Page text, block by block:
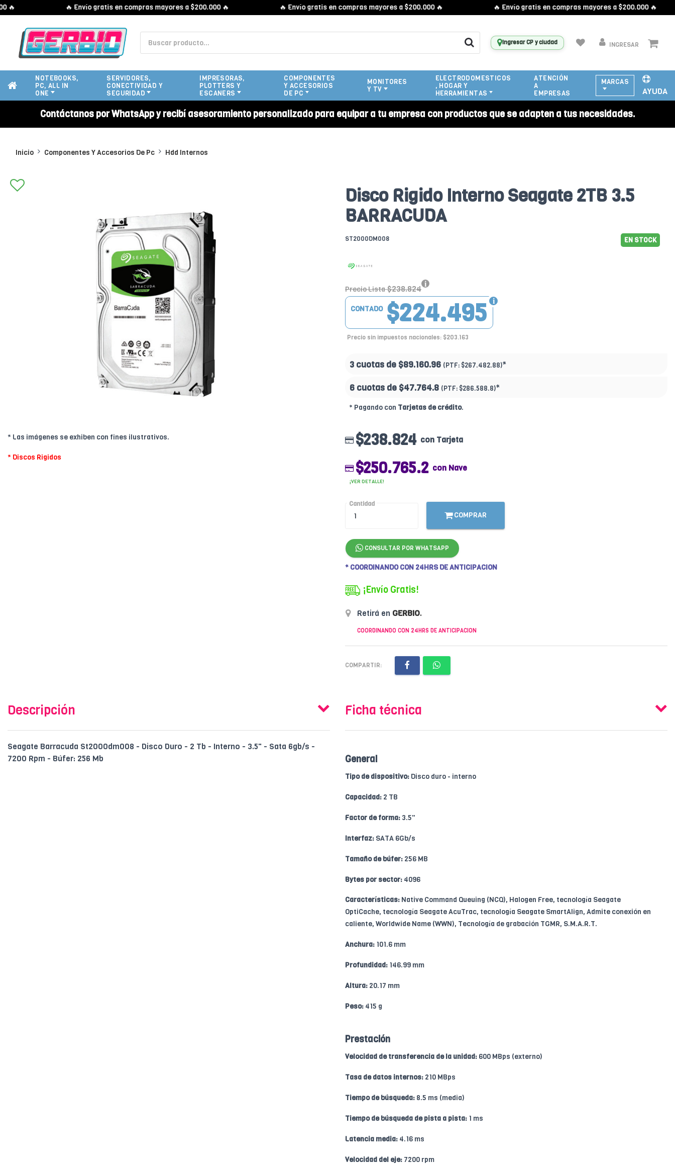
🔥 Envío gratis en compras mayores a $200.000 🔥 🔥 Envío gratis en compras mayores a $200.000 🔥 🔥 Envío gratis en compras mayores a $200.000 🔥
Ingresar CP y ciudad INGRESAR
NOTEBOOKS,
PC, ALL IN
ONE
SERVIDORES,
CONECTIVIDAD Y
SEGURIDAD
IMPRESORAS,
PLOTTERS Y
ESCANERS
COMPONENTES
Y ACCESORIOS
DE PC
MONITORES
Y TV
ELECTRODOMESTICOS
, HOGAR Y
HERRAMIENTAS
ATENCIÓN
A
EMPRESAS
MARCAS
AYUDA
Contáctanos por WhatsApp y recibí asesoramiento personalizado para equipar a tu empresa con productos que se adapten a tus necesidades.
Inicio Componentes Y Accesorios De Pc Hdd Internos
* Las imágenes se exhiben con fines ilustrativos.
* Discos Rigidos
Disco Rigido Interno Seagate 2TB 3.5
BARRACUDA
ST2000DM008 EN STOCK
Precio Lista $238.824
$224.495
CONTADO
Precio sin impuestos nacionales: $203.163
3 cuotas de $89.160.96 (PTF: $267.482.88)*
6 cuotas de $47.764.8 (PTF: $286.588.8)*
* Pagando con Tarjetas de crédito.
$238.824 con Tarjeta
$250.765.2 con Nave
¡VER DETALLE!
Cantidad
COMPRAR
CONSULTAR POR WHATSAPP
* COORDINANDO CON 24HRS DE ANTICIPACION
¡Envío Gratis!
Retirá en GERBIO.
COORDINANDO CON 24HRS DE ANTICIPACION
COMPARTIR:
Descripción
Seagate Barracuda St2000dm008 - Disco Duro - 2 Tb - Interno - 3.5" - Sata 6gb/s -
7200 Rpm - Búfer: 256 Mb
Ficha técnica
General
Tipo de dispositivo: Disco duro - interno
Capacidad: 2 TB
Factor de forma: 3.5"
Interfaz: SATA 6Gb/s
Tamaño de búfer: 256 MB
Bytes por sector: 4096
Características: Native Command Queuing (NCQ), Halogen Free, tecnología Seagate
OptiCache, tecnología Seagate AcuTrac, tecnología Seagate SmartAlign, Admite conexión en
caliente, Worldwide Name (WWN), Tecnología de grabación TGMR, S.M.A.R.T.
Anchura: 101.6 mm
Profundidad: 146.99 mm
Altura: 20.17 mm
Peso: 415 g
Prestación
Velocidad de transferencia de la unidad: 600 MBps (externo)
Tasa de datos internos: 210 MBps
Tiempo de búsqueda: 8.5 ms (media)
Tiempo de búsqueda de pista a pista: 1 ms
Latencia media: 4.16 ms
Velocidad del eje: 7200 rpm